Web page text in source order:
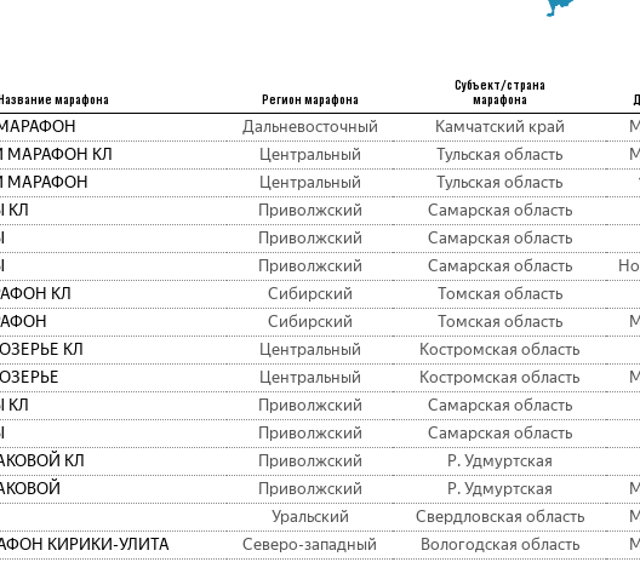
марафона Регион марафона
Субъект/страна
марафона
Дальневосточный Камчатский край
МАРАФОН КЛ Центральный Тульская область
МАРАФОН Центральный Тульская область
КЛ Приволжский Самарская область
Приволжский Самарская область
Приволжский Самарская область
КЛ Сибирский Томская область
Сибирский Томская область
КЛ Центральный Костромская область
Центральный Костромская область
КЛ Приволжский Самарская область
Приволжский Самарская область
КЛ Приволжский Р. Удмуртская
Приволжский Р. Удмуртская
Уральский Свердловская область
КИРИКИ-УЛИТА Северо-западный Вологодская область